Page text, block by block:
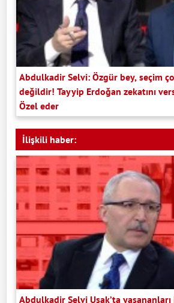
Abdulkadir Selvi: Özgür bey, seçim
değildir! Tayyip Erdoğan zekatını
Özel eder
İlişkili haber:
Abdulkadir Selvi Uşak’ta